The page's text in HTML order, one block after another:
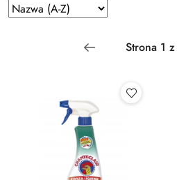
Zastosowano
sortowanie:
Sortuj
według